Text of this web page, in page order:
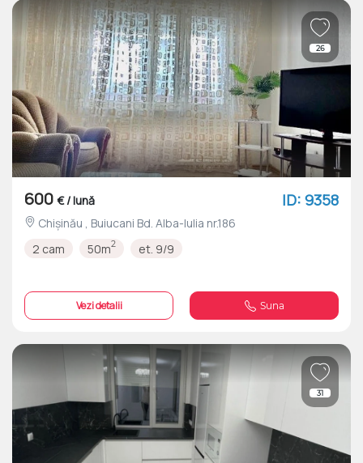
26
600 € / lună ID: 9358
Chișinău , Buiucani Bd. Alba-Iulia nr.186
2 cam
50m2 et. 9/9
Vezi detalii Suna
31